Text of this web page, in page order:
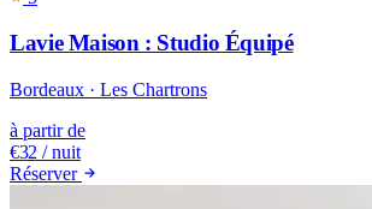
Lavie Maison : Studio Équipé
Bordeaux · Les Chartrons
à partir de
€32 / nuit
Réserver